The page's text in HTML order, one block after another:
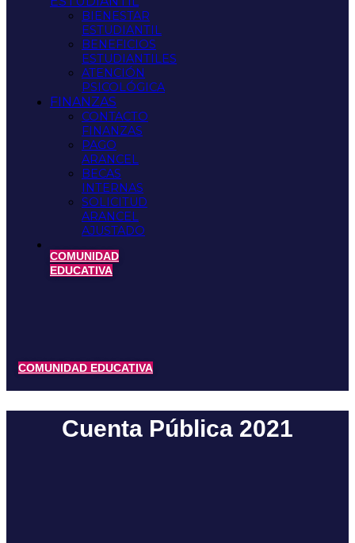
BIENESTAR
ESTUDIANTIL
BENEFICIOS
ESTUDIANTILES
ATENCIÓN
PSICOLÓGICA
FINANZAS
CONTACTO
FINANZAS
PAGO
ARANCEL
BECAS
INTERNAS
SOLICITUD
ARANCEL
AJUSTADO
COMUNIDAD
EDUCATIVA
COMUNIDAD EDUCATIVA
Cuenta Pública 2021